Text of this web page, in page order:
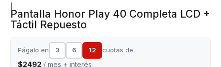
Pantalla Honor Play 40 Completa LCD +
Táctil Repuesto
Págalo en 3 6 12 cuotas de
$2492 / mes + interés